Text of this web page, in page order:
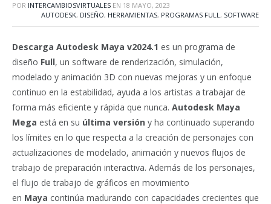
POR INTERCAMBIOSVIRTUALES EN 18 MAYO, 2023
AUTODESK, DISEÑO, HERRAMIENTAS, PROGRAMAS FULL, SOFTWARE
Descarga Autodesk Maya v2024.1 es un programa de
diseño Full, un software de renderización, simulación,
modelado y animación 3D con nuevas mejoras y un enfoque
continuo en la estabilidad, ayuda a los artistas a trabajar de
forma más eficiente y rápida que nunca. Autodesk Maya
Mega está en su última versión y ha continuado superando
los límites en lo que respecta a la creación de personajes con
actualizaciones de modelado, animación y nuevos flujos de
trabajo de preparación interactiva. Además de los personajes,
el flujo de trabajo de gráficos en movimiento
en Maya continúa madurando con capacidades crecientes que